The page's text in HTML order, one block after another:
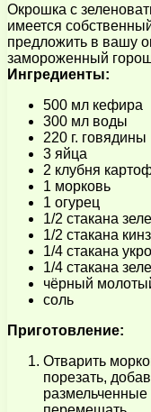
Окрошка с
имеется
предложить в вашу
замороженный
Ингредиенты:
500 мл кефира
300 мл воды
220 г. говядины
3 яйца
2 клубня
1 морковь
1 огурец
1/2 стакана
1/2 стакана
1/4 стакана
1/4 стакана
чёрный
соль
Приготовление:
Отварить
порезать,
размельченные